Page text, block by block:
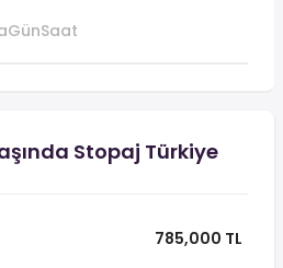
GünSaat
Stopaj Türkiye
785,000 TL